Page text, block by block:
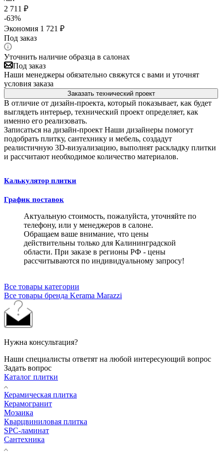
2 711 ₽
-63%
Экономия 1 721 ₽
Под заказ
Уточнить наличие образца в салонах
Под заказ
Наши менеджеры обязательно свяжутся с вами и уточнят
условия заказа
Заказать технический проект
В отличие от дизайн-проекта, который показывает, как будет
выглядеть интерьер, технический проект определяет, как
именно его реализовать.
Записаться на дизайн-проект Наши дизайнеры помогут
подобрать плитку, сантехнику и мебель, создадут
реалистичную 3D-визуализацию, выполнят раскладку плитки
и рассчитают необходимое количество материалов.
Калькулятор плитки
График поставок
Актуальную стоимость, пожалуйста, уточняйте по
телефону, или у менеджеров в салоне.
Обращаем ваше внимание, что цены
действительны только для Калининградской
области. При заказе в регионы РФ - цены
рассчитываются по индивидуальному запросу!
Все товары категории
Все товары бренда Kerama Marazzi
Нужна консультация?
Наши специалисты ответят на любой интересующий вопрос
Задать вопрос
Каталог плитки
Керамическая плитка
Керамогранит
Мозаика
Кварцвиниловая плитка
SPC-ламинат
Сантехника